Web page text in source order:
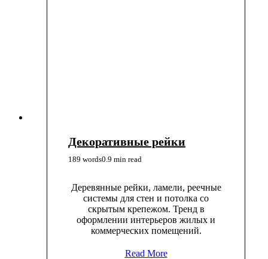
Декоративные рейки
189 words0.9 min read
Деревянные рейки, ламели, реечные
системы для стен и потолка со
скрытым крепежом. Тренд в
оформлении интерьеров жилых и
коммерческих помещений.
Read More